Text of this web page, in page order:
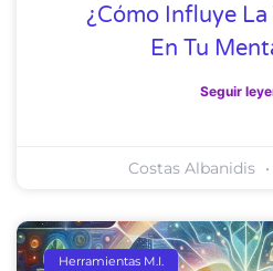
¿Cómo Influye
En Tu
Seguir
Costas Albanidis
Herramientas M.I.